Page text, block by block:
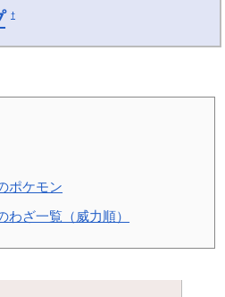
†
ポケモン
わざ一覧（威力順）